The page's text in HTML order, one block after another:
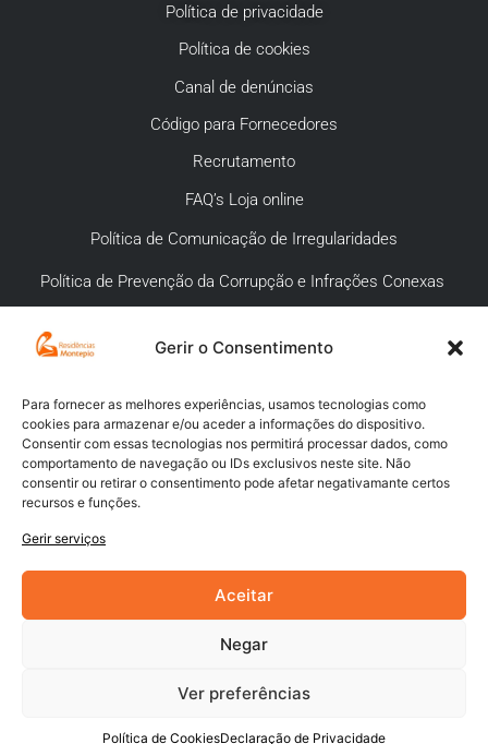
Gerir o Consentimento
Para fornecer as melhores experiências, usamos tecnologias como
cookies para armazenar e/ou aceder a informações do dispositivo.
Consentir com essas tecnologias nos permitirá processar dados, como
comportamento de navegação ou IDs exclusivos neste site. Não
consentir ou retirar o consentimento pode afetar negativamante certos
recursos e funções.
Gerir serviços
Aceitar
Negar
Ver preferências
Política de CookiesDeclaração de Privacidade
Política de privacidade
Política de cookies
Canal de denúncias
Código para Fornecedores
Recrutamento
FAQ’s Loja online
Política de Comunicação de Irregularidades
Política de Prevenção da Corrupção e Infrações Conexas
APOIO AO CLIENTE
Meios de pagamento
Compra segura
Campanhas promocionais
Powered byDigital Xperience